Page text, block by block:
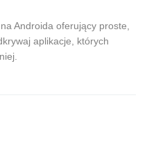
Androida oferujący proste,
aplikacje, których